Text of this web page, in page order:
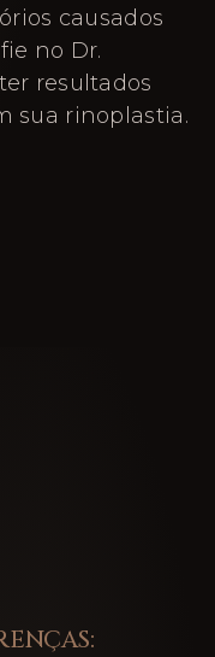
causados
no Dr.
resultados
sua rinoplastia.